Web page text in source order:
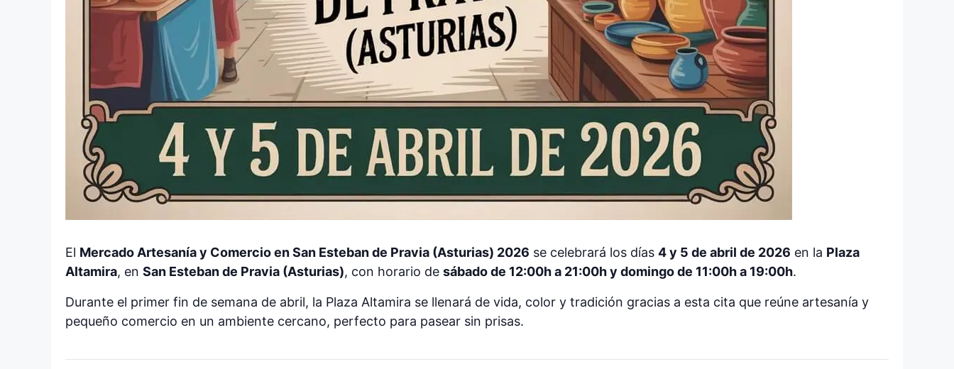
El Mercado Artesanía y Comercio en San Esteban de Pravia (Asturias) 2026 se celebrará los días 4 y 5 de abril de 2026 en la Plaza
Altamira, en San Esteban de Pravia (Asturias), con horario de sábado de 12:00h a 21:00h y domingo de 11:00h a 19:00h.
Durante el primer fin de semana de abril, la Plaza Altamira se llenará de vida, color y tradición gracias a esta cita que reúne artesanía y
pequeño comercio en un ambiente cercano, perfecto para pasear sin prisas.